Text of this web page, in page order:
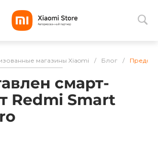
части
магазины Xiaomi / Блог /
смарт-
Redmi Smart